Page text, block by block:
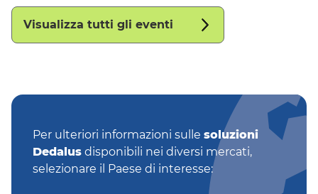
Visualizza tutti gli eventi
Per ulteriori informazioni sulle soluzioni
Dedalus disponibili nei diversi mercati,
selezionare il Paese di interesse: